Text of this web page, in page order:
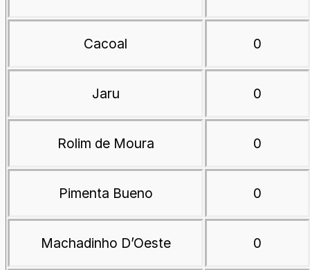
Cacoal 0
Jaru 0
Rolim de Moura 0
Pimenta Bueno 0
Machadinho D’Oeste 0